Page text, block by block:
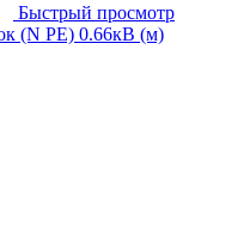
Быстрый просмотр
(N PE) 0.66кВ (м)